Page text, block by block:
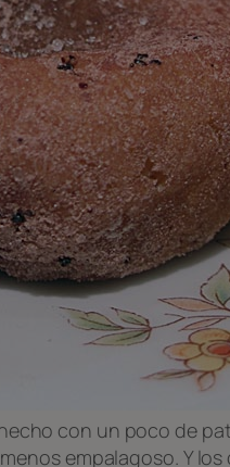
con un poco de
empalagoso. Y